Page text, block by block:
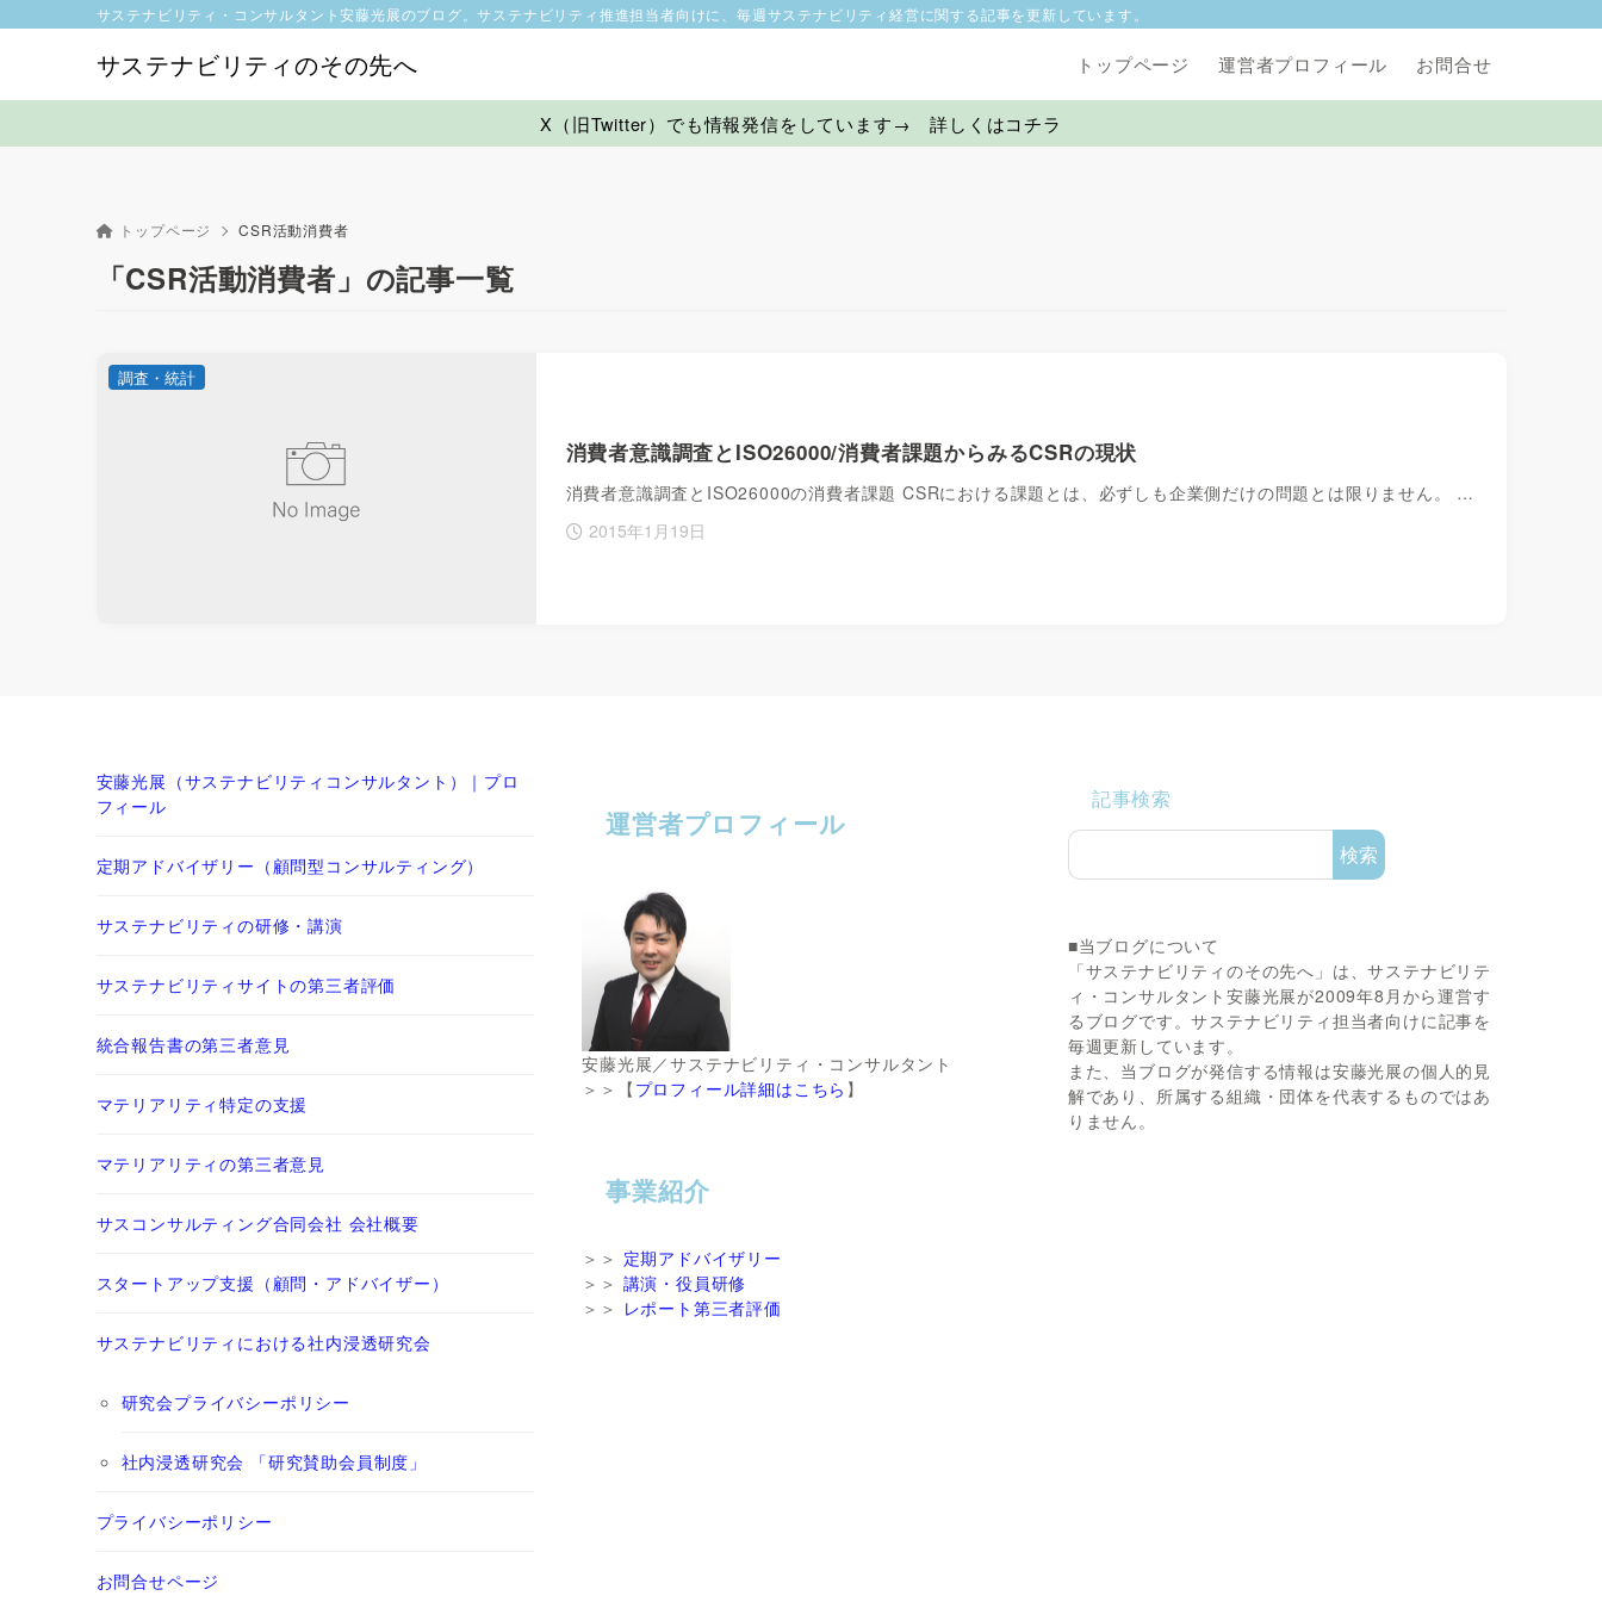
サステナビリティのその先へ
サステナビリティ・コンサルタント安藤光展のブログ。サステナビリティ推進担当者向けに、毎週サステナビリティ経営に関する記事を更新しています。
トップページ 運営者プロフィール お問合せ
X（旧Twitter）でも情報発信をしています→ 詳しくはコチラ
トップページ CSR活動消費者
「CSR活動消費者」の記事一覧
消費者意識調査とISO26000/消費者課題からみるCSRの現状
消費者意識調査とISO26000の消費者課題 CSRにおける課題とは、必ずしも企業側だけの問題とは限りません。 …
2015年1月19日
調査・統計
安藤光展（サステナビリティコンサルタント）｜プロ
フィール
定期アドバイザリー（顧問型コンサルティング）
サステナビリティの研修・講演
サステナビリティサイトの第三者評価
統合報告書の第三者意見
マテリアリティ特定の支援
マテリアリティの第三者意見
サスコンサルティング合同会社 会社概要
スタートアップ支援（顧問・アドバイザー）
サステナビリティにおける社内浸透研究会
研究会プライバシーポリシー
社内浸透研究会 「研究賛助会員制度」
プライバシーポリシー
お問合せページ
運営者プロフィール
安藤光展／サステナビリティ・コンサルタント
＞＞【 プロフィール詳細はこちら 】
事業紹介
＞＞ 定期アドバイザリー
＞＞ 講演・役員研修
＞＞ レポート第三者評価
記事検索
検索
■当ブログについて
「サステナビリティのその先へ」は、サステナビリテ
ィ・コンサルタント安藤光展が2009年8月から運営す
るブログです。サステナビリティ担当者向けに記事を
毎週更新しています。
また、当ブログが発信する情報は安藤光展の個人的見
解であり、所属する組織・団体を代表するものではあ
りません。